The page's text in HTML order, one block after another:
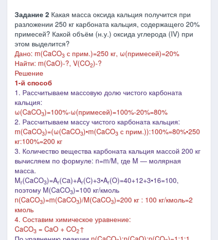
Задание 2 Какая масса оксида кальция получится при
разложении 250 кг карбоната кальция, содержащего 20%
примесей? Какой объём (н.у.) оксида углерода (IV) при
этом выделится?
Дано: m(CaCO3 с прим.)=250 кг, ω(примесей)=20%
Найти: m(CaO)-?, V(CO2)-?
Решение
1-й способ
1. Рассчитываем массовую долю чистого карбоната
кальция:
ω(CaCO3)=100%-ω(примесей)=100%-20%=80%
2. Рассчитываем массу чистого карбоната кальция:
m(CaCO3)=(ω(CaCO3)•m(CaCO3 с прим.)):100%=80%•250
кг:100%=200 кг
3. Количество вещества карбоната кальция массой 200 кг
вычисляем по формуле: n=m/M, где M ― молярная
масса.
Mr(CaCO3)=Ar(Сa)+Ar(C)+3•Ar(O)=40+12+3•16=100,
поэтому M(CaCO3)=100 кг/кмоль
n(CaCO3)=m(CaCO3)/M(CaCO3)=200 кг : 100 кг/кмоль=2
кмоль
4. Составим химическое уравнение:
CaCO3 = CaO + CO2↑